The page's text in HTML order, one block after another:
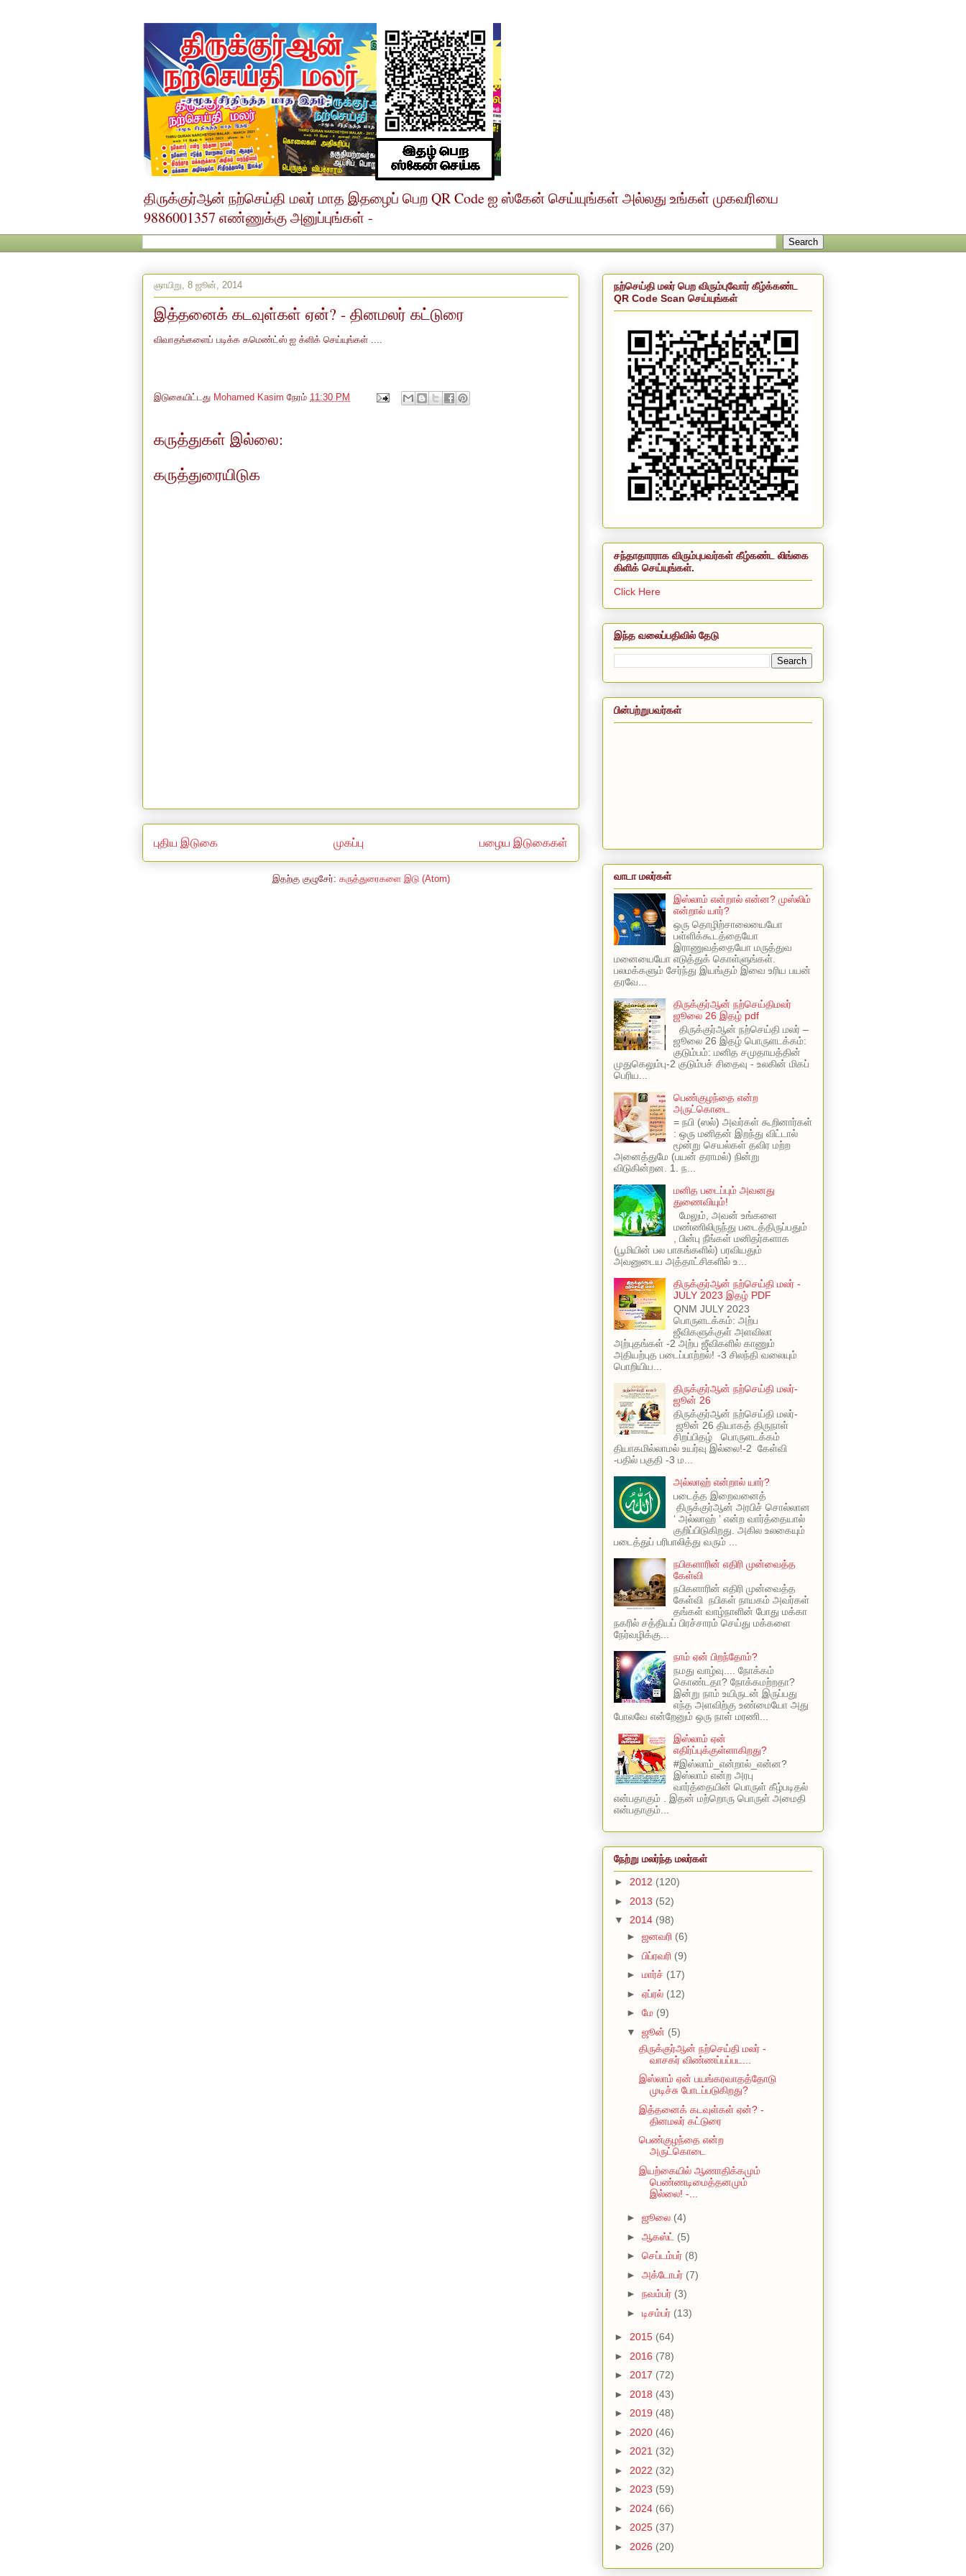
திருக்குர்ஆன் நற்செய்தி மலர் மாத இதழைப் பெற QR Code ஐ ஸ்கேன் செய்யுங்கள் அல்லது உங்கள் முகவரியை
9886001357 எண்ணுக்கு அனுப்புங்கள் -
ஞாயிறு, 8 ஜூன், 2014
இத்தனைக் கடவுள்கள் ஏன்? - தினமலர் கட்டுரை
விவாதங்களைப் படிக்க கமெண்ட்ஸ் ஐ க்ளிக் செய்யுங்கள் ....
இடுகையிட்டது Mohamed Kasim நேரம் 11:30 PM
கருத்துகள் இல்லை:
கருத்துரையிடுக
புதிய இடுகை பழைய இடுகைகள்
முகப்பு
இதற்கு குழுசேர்: கருத்துரைகளை இடு (Atom)
நற்செய்தி மலர் பெற விரும்புவோர் கீழ்க்கண்ட
QR Code Scan செய்யுங்கள்
சந்தாதாரராக விரும்புபவர்கள் கீழ்கண்ட லிங்கை
கிளிக் செய்யுங்கள்.
Click Here
இந்த வலைப்பதிவில் தேடு
பின்பற்றுபவர்கள்
வாடா மலர்கள்
இஸ்லாம் என்றால் என்ன? முஸ்லிம்
என்றால் யார்?
ஒரு தொழிற்சாலையையோ
பள்ளிக்கூடத்தையோ
இராணுவத்தையோ மருத்துவ
மனையையோ எடுத்துக் கொள்ளுங்கள்.
பலமக்களும் சேர்ந்து இயங்கும் இவை உரிய பயன்
தரவே...
திருக்குர்ஆன் நற்செய்திமலர்
ஜூலை 26 இதழ் pdf
திருக்குர்ஆன் நற்செய்தி மலர் –
ஜூலை 26 இதழ் பொருளடக்கம்:
குடும்பம்: மனித சமுதாயத்தின்
முதுகெலும்பு-2 குடும்பச் சிதைவு - உலகின் மிகப்
பெரிய...
பெண்குழந்தை என்ற
அருட்கொடை
= நபி (ஸல்) அவர்கள் கூறினார்கள்
: ஒரு மனிதன் இறந்து விட்டால்
மூன்று செயல்கள் தவிர மற்ற
அனைத்துமே (பயன் தராமல்) நின்று
விடுகின்றன. 1. ந...
மனித படைப்பும் அவனது
துணைவியும்!
மேலும், அவன் உங்களை
மண்ணிலிருந்து படைத்திருப்பதும்
, பின்பு நீங்கள் மனிதர்களாக
(பூமியின் பல பாகங்களில்) பரவியதும்
அவனுடைய அத்தாட்சிகளில் உ...
திருக்குர்ஆன் நற்செய்தி மலர் -
JULY 2023 இதழ் PDF
QNM JULY 2023
பொருளடக்கம்: அற்ப
ஜீவிகளுக்குள் அளவிலா
அற்புதங்கள் -2 அற்ப ஜீவிகளில் காணும்
அதியற்புத படைப்பாற்றல்! -3 சிலந்தி வலையும்
பொறியிய...
திருக்குர்ஆன் நற்செய்தி மலர்-
ஜூன் 26
திருக்குர்ஆன் நற்செய்தி மலர்-
ஜூன் 26 தியாகத் திருநாள்
சிறப்பிதழ் பொருளடக்கம்
தியாகமில்லாமல் உயர்வு இல்லை!-2 கேள்வி
-பதில் பகுதி -3 ம...
அல்லாஹ் என்றால் யார்?
படைத்த இறைவனைத்
திருக்குர்ஆன் அரபிச் சொல்லான
‘ அல்லாஹ் ’ என்ற வார்த்தையால்
குறிப்பிடுகிறது. அகில உலகையும்
படைத்துப் பரிபாலித்து வரும் ...
நபிகளாரின் எதிரி முன்வைத்த
கேள்வி
நபிகளாரின் எதிரி முன்வைத்த
கேள்வி நபிகள் நாயகம் அவர்கள்
தங்கள் வாழ்நாளின் போது மக்கா
நகரில் சத்தியப் பிரச்சாரம் செய்து மக்களை
நேர்வழிக்கு...
நாம் ஏன் பிறந்தோம்?
நமது வாழ்வு.... நோக்கம்
கொண்டதா? நோக்கமற்றதா?
இன்று நாம் உயிருடன் இருப்பது
எந்த அளவிற்கு உண்மையோ அது
போலவே என்றேனும் ஒரு நாள் மரணி...
இஸ்லாம் ஏன்
எதிர்ப்புக்குள்ளாகிறது?
#இஸ்லாம்_என்றால்_என்ன?
இஸ்லாம் என்ற அரபு
வார்த்தையின் பொருள் கீழ்படிதல்
என்பதாகும் . இதன் மற்றொரு பொருள் அமைதி
என்பதாகும்...
நேற்று மலர்ந்த மலர்கள்
► 2012 (120)
► 2013 (52)
▼ 2014 (98)
► ஜனவரி (6)
► பிப்ரவரி (9)
► மார்ச் (17)
► ஏப்ரல் (12)
► மே (9)
▼ ஜூன் (5)
திருக்குர்ஆன் நற்செய்தி மலர் -
வாசகர் விண்ணப்பப்பட...
இஸ்லாம் ஏன் பயங்கரவாதத்தோடு
முடிச்சு போடப்படுகிறது?
இத்தனைக் கடவுள்கள் ஏன்? -
தினமலர் கட்டுரை
பெண்குழந்தை என்ற
அருட்கொடை
இயற்கையில் ஆணாதிக்கமும்
பெண்ணடிமைத்தனமும்
இல்லை! -...
► ஜூலை (4)
► ஆகஸ்ட் (5)
► செப்டம்பர் (8)
► அக்டோபர் (7)
► நவம்பர் (3)
► டிசம்பர் (13)
► 2015 (64)
► 2016 (78)
► 2017 (72)
► 2018 (43)
► 2019 (48)
► 2020 (46)
► 2021 (32)
► 2022 (32)
► 2023 (59)
► 2024 (66)
► 2025 (37)
► 2026 (20)